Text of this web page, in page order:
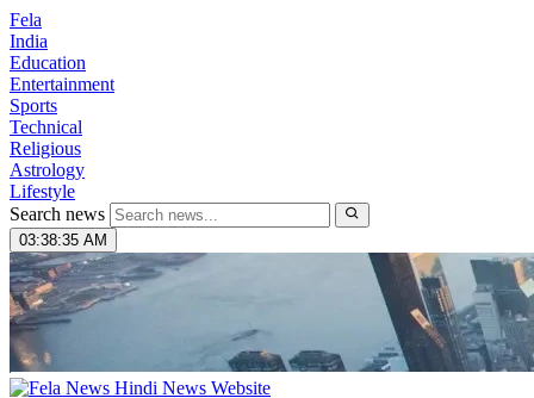
Fela
India
Education
Entertainment
Sports
Technical
Religious
Astrology
Lifestyle
Search news
03:38:36 AM